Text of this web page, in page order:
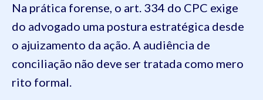
Na prática forense, o art. 334 do CPC exige
do advogado uma postura estratégica desde
o ajuizamento da ação. A audiência de
conciliação não deve ser tratada como mero
rito formal.